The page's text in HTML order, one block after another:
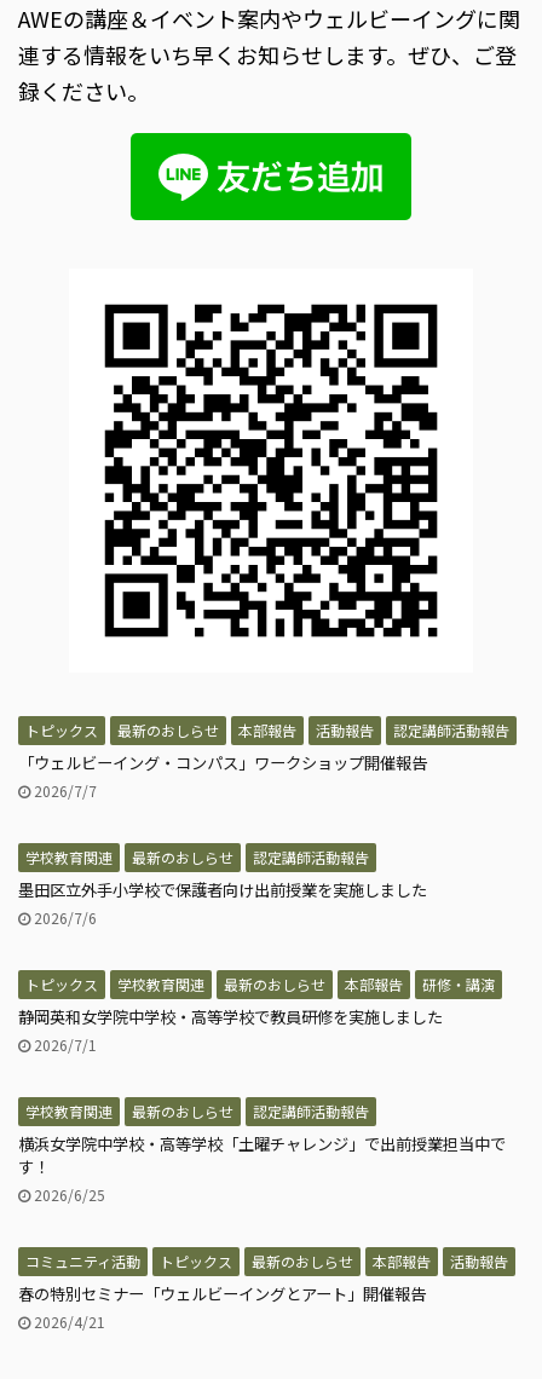
AWEの講座＆イベント案内やウェルビーイングに関
連する情報をいち早くお知らせします。ぜひ、ご登
録ください。
トピックス 最新のおしらせ 本部報告 活動報告 認定講師活動報告
「ウェルビーイング・コンパス」ワークショップ開催報告
2026/7/7
学校教育関連 最新のおしらせ 認定講師活動報告
墨田区立外手小学校で保護者向け出前授業を実施しました
2026/7/6
トピックス 学校教育関連 最新のおしらせ 本部報告 研修・講演
静岡英和女学院中学校・高等学校で教員研修を実施しました
2026/7/1
学校教育関連 最新のおしらせ 認定講師活動報告
横浜女学院中学校・高等学校「土曜チャレンジ」で出前授業担当中で
す！
2026/6/25
コミュニティ活動 トピックス 最新のおしらせ 本部報告 活動報告
春の特別セミナー「ウェルビーイングとアート」開催報告
2026/4/21